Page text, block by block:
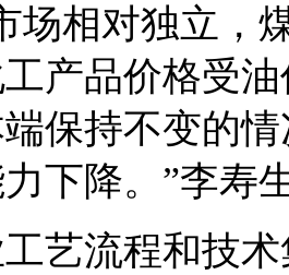
场相对独立，
产品价格受
保持不变的
下降。”李寿
艺流程和技